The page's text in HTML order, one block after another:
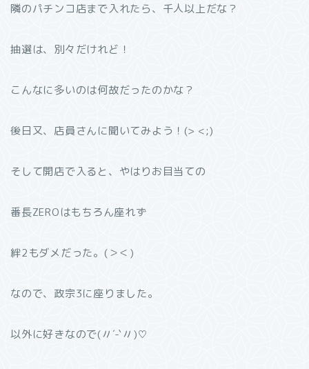
隣のパチンコ店まで入れたら、千人以上だな？
抽選は、別々だけれど！
こんなに多いのは何故だったのかな？
後日又、店員さんに聞いてみよう！(> <;)
そして開店で入ると、やはりお目当ての
番長ZEROはもちろん座れず
絆2もダメだった。(＞＜)
なので、政宗3に座りました。
以外に好きなので(〃´-`〃)♡